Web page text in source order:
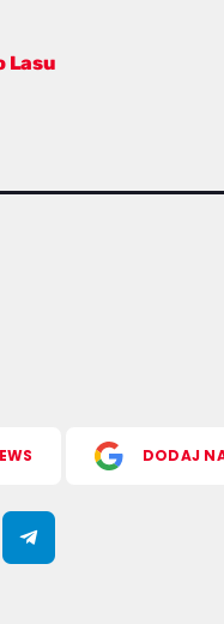
Lasu
DODAJ